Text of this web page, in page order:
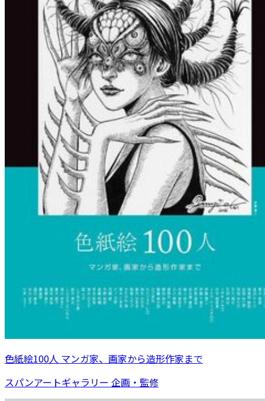
色紙絵100人 マンガ家、画家から造形作家まで
スパンアートギャラリー 企画・監修